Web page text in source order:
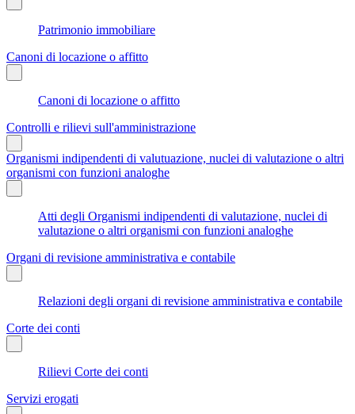
Patrimonio immobiliare
Canoni di locazione o affitto
Canoni di locazione o affitto
Controlli e rilievi sull'amministrazione
Organismi indipendenti di valutuazione, nuclei di valutazione o altri
organismi con funzioni analoghe
Atti degli Organismi indipendenti di valutazione, nuclei di
valutazione o altri organismi con funzioni analoghe
Organi di revisione amministrativa e contabile
Relazioni degli organi di revisione amministrativa e contabile
Corte dei conti
Rilievi Corte dei conti
Servizi erogati